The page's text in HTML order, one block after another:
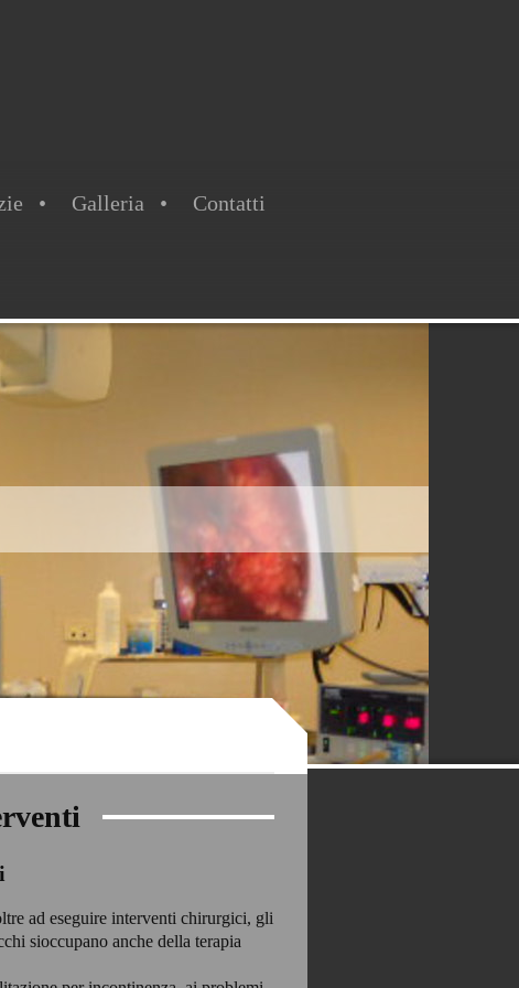
Galleria Contatti
ad eseguire interventi chirurgici, gli
sioccupano anche della terapia